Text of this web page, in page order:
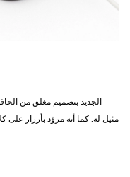
مثيل له. كما أنه مزوّد بأزرار على